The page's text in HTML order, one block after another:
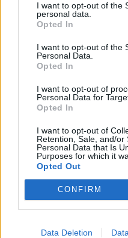
I want to opt-out of the
personal data.
Opted In
I want to opt-out of the
Personal Data.
Opted In
I want to opt-out of
Personal Data for
Opted In
I want to opt-out of
Retention, Sale, and/or
Personal Data that Is
Purposes for which it
Opted Out
CONFIRM
Data Deletion